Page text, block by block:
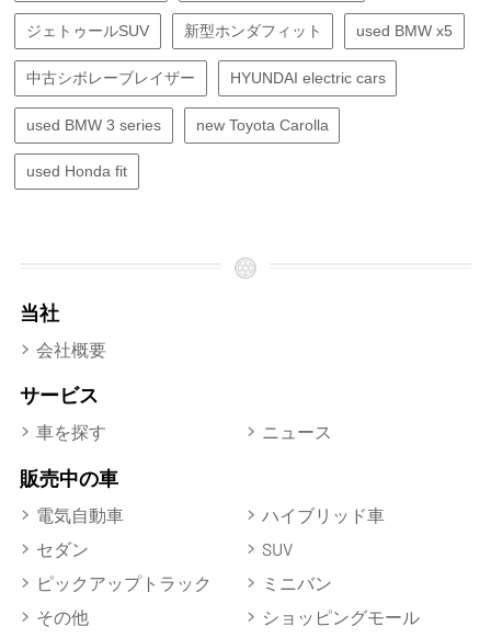
ジェトゥールSUV 新型ホンダフィット used BMW x5
中古シボレーブレイザー HYUNDAI electric cars
used BMW 3 series new Toyota Carolla
used Honda fit
当社
会社概要
サービス
車を探す ニュース
販売中の車
電気自動車
ハイブリッド車
セダン
SUV
ピックアップトラック
ミニバン
その他
ショッピングモール